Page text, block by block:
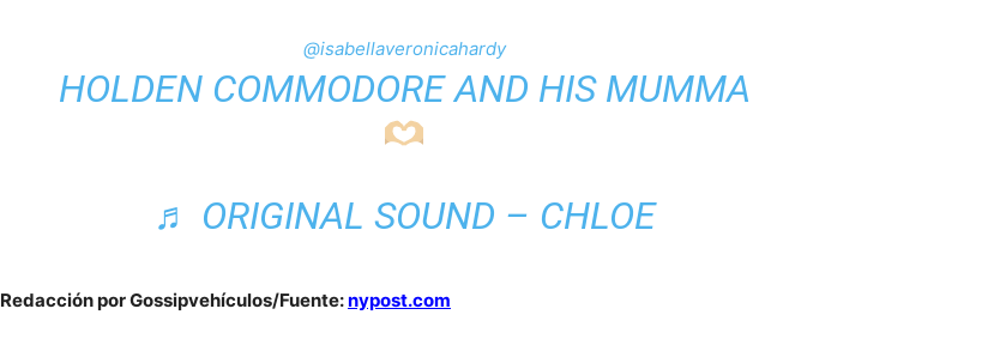
@isabellaveronicahardy
HOLDEN COMMODORE AND HIS MUMMA
♬ ORIGINAL SOUND – CHLOE
Redacción por Gossipvehículos/Fuente:nypost.com